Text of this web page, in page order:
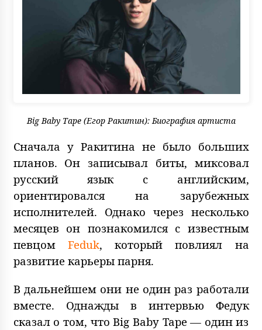
Big Baby Tape (Егор Ракитин): Биография артиста
Сначала у Ракитина не было больших
планов. Он записывал биты, миксовал
русский язык с английским,
ориентировался на зарубежных
исполнителей. Однако через несколько
месяцев он познакомился с известным
певцом Feduk, который повлиял на
развитие карьеры парня.
В дальнейшем они не один раз работали
вместе. Однажды в интервью Федук
сказал о том, что Big Baby Tape — один из